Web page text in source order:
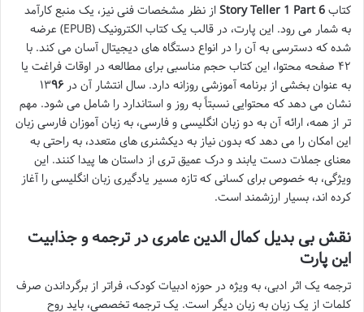
کتابStory Teller 1 Part 6از نظر مشخصات فنی نیز، یک منبع کارآمد
به شمار می رود. این پارت، در قالب یک کتاب الکترونیک (EPUB) عرضه
شده که دسترسی به آن را در انواع دستگاه های دیجیتال آسان می کند. با
۴۲ صفحه محتوا، این کتاب حجم مناسبی برای مطالعه در اوقات فراغت یا
به عنوان بخشی از برنامه آموزشی روزانه دارد. سال انتشار آن در ۱۳ ۹۶
نشان می دهد که محتوایی نسبتاً به روز و استاندارد را شامل می شود. مهم
تر از همه، ارائه آن به دو زبان انگلیسی و فارسی، به زبان آموزان فارسی زبان
این امکان را می دهد که بدون نیاز به دیکشنری های متعدد، به راحتی به
معنای جملات دست یابند و درک عمیق تری از داستان ها پیدا کنند. این
ویژگی، به خصوص برای کسانی که تازه مسیر یادگیری زبان انگلیسی را آغاز
کرده اند، بسیار ارزشمند است.
نقش بی بدیل کمال الدین عامری در ترجمه و جذابیت
این پارت
ترجمه یک اثر ادبی، به ویژه در حوزه ادبیات کودک، فراتر از برگرداندن صرف
کلمات از یک زبان به زبان دیگر است. یک ترجمه تخصصی، باید روح